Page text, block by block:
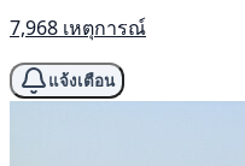
7,968 เหตุการณ์
แจ้งเตือน